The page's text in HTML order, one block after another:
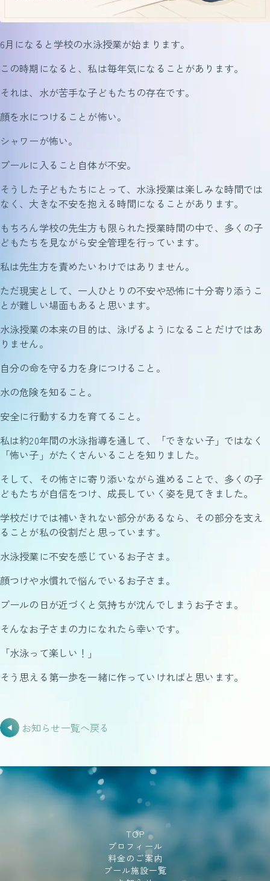
6月になると学校の水泳授業が始まります。
この時期になると、私は毎年気になることがあります。
それは、水が苦手な子どもたちの存在です。
顔を水につけることが怖い。
シャワーが怖い。
プールに入ること自体が不安。
そうした子どもたちにとって、水泳授業は楽しみな時間では
なく、大きな不安を抱える時間になることがあります。
もちろん学校の先生方も限られた授業時間の中で、多くの子
どもたちを見ながら安全管理を行っています。
私は先生方を責めたいわけではありません。
ただ現実として、一人ひとりの不安や恐怖に十分寄り添うこ
とが難しい場面もあると思います。
水泳授業の本来の目的は、泳げるようになることだけではあ
りません。
自分の命を守る力を身につけること。
水の危険を知ること。
安全に行動する力を育てること。
私は約20年間の水泳指導を通して、「できない子」ではなく
「怖い子」がたくさんいることを知りました。
そして、その怖さに寄り添いながら進めることで、多くの子
どもたちが自信をつけ、成長していく姿を見てきました。
学校だけでは補いきれない部分があるなら、その部分を支え
ることが私の役割だと思っています。
水泳授業に不安を感じているお子さま。
顔つけや水慣れで悩んでいるお子さま。
プールの日が近づくと気持ちが沈んでしまうお子さま。
そんなお子さまの力になれたら幸いです。
「水泳って楽しい！」
そう思える第一歩を一緒に作っていければと思います。
お知らせ一覧へ戻る
TOP
プロフィール
料金のご案内
プール施設一覧